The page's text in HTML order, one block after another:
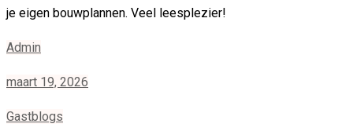
je eigen bouwplannen. Veel leesplezier!
Admin
maart 19, 2026
Gastblogs